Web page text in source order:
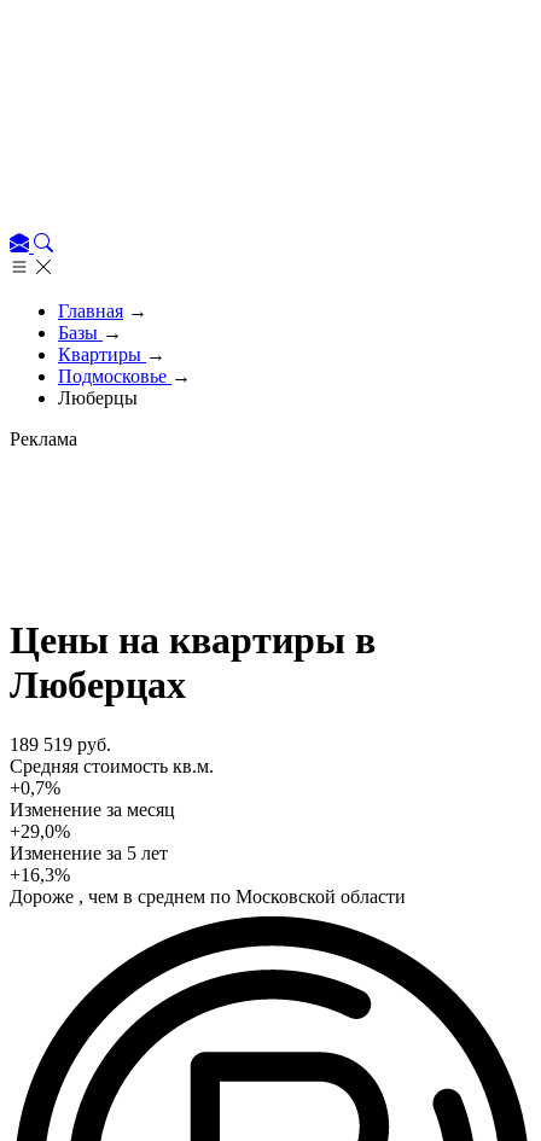
Главная →
Базы →
Квартиры →
Подмосковье →
Люберцы
Реклама
Цены на квартиры в
Люберцах
189 519 руб.
Cредняя стоимость кв.м.
+0,7%
Изменение за месяц
+29,0%
Изменение за 5 лет
+16,3%
Дороже , чем в среднем по Московской области